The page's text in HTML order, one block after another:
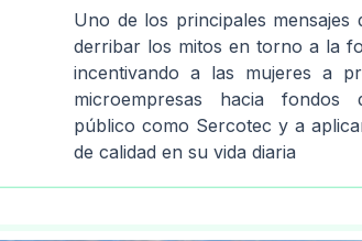
Uno de los principales mensajes
derribar los mitos en torno a la
incentivando a las mujeres a
microempresas hacia fondos
público como Sercotec y a
de calidad en su vida diaria